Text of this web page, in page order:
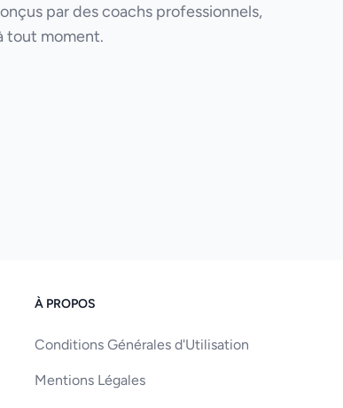
par des coachs professionnels,
tout moment.
À PROPOS
Conditions Générales d'Utilisation
Mentions Légales